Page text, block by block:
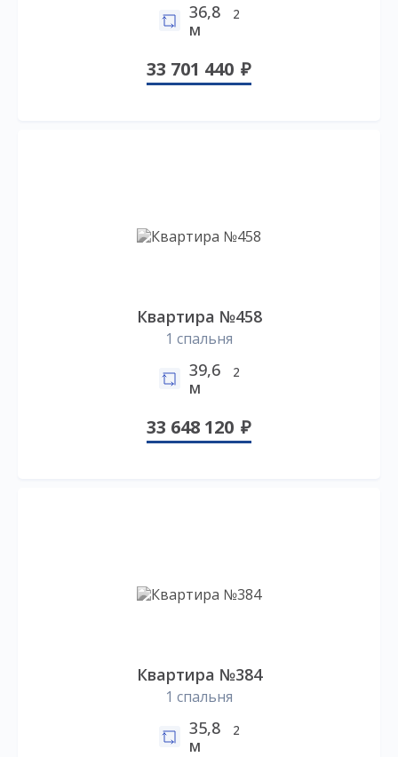
36,8
м
2
33 701 440
Квартира №458
1 спальня
39,6
м
2
33 648 120
Квартира №384
1 спальня
35,8
м
2